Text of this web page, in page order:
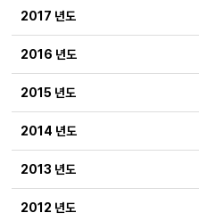
2017 년도
2016 년도
2015 년도
2014 년도
2013 년도
2012 년도